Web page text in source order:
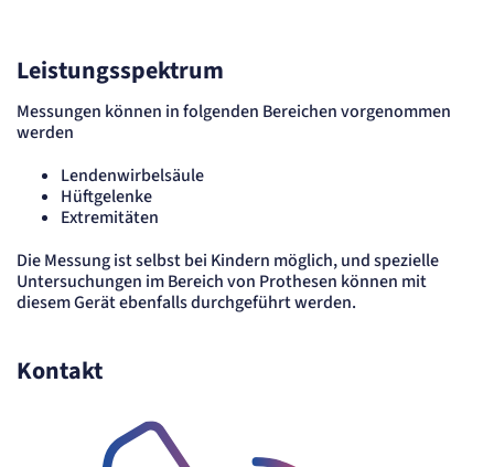
Leistungsspektrum
Messungen können in folgenden Bereichen vorgenommen
werden
Lendenwirbelsäule
Hüftgelenke
Extremitäten
Die Messung ist selbst bei Kindern möglich, und spezielle
Untersuchungen im Bereich von Prothesen können mit
diesem Gerät ebenfalls durchgeführt werden.
Kontakt
Cookie
Name:
fe_typo_user
Zweck:
Dient der Identifizierung eines Anwenders und der besseren Bedienerführung.
Sitzungs-Cookie
Anbieter:
Behält die Zustände des Benutzers bei allen Seitenanfragen bei.
Cookie Laufzeit: